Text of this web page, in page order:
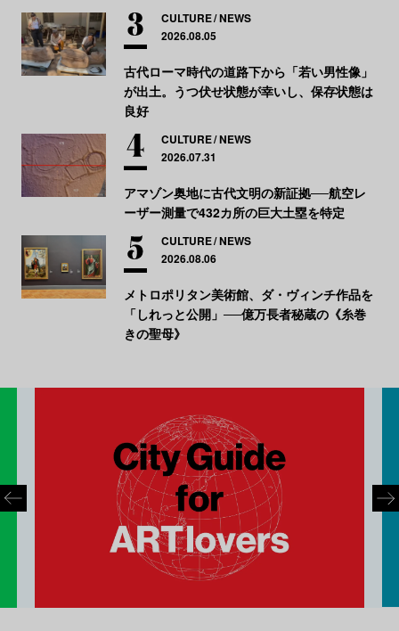
CULTURE NEWS
2026.08.05
古代ローマ時代の道路下から「若い男性像」
が出土。うつ伏せ状態が幸いし、保存状態は
良好
CULTURE NEWS
2026.07.31
アマゾン奥地に古代文明の新証拠──航空レ
ーザー測量で432カ所の巨大土塁を特定
CULTURE NEWS
2026.08.06
メトロポリタン美術館、ダ・ヴィンチ作品を
「しれっと公開」──億万長者秘蔵の《糸巻
きの聖母》